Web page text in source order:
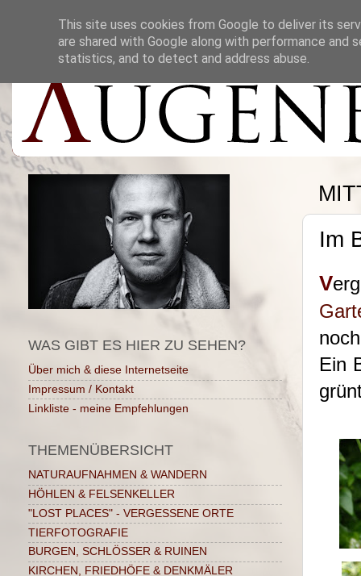
Im
V
Ein
WAS GIBT ES HIER ZU SEHEN?
Über mich & diese Internetseite
Impressum / Kontakt
Linkliste - meine Empfehlungen
THEMENÜBERSICHT
NATURAUFNAHMEN & WANDERN
HÖHLEN & FELSENKELLER
"LOST PLACES" - VERGESSENE ORTE
TIERFOTOGRAFIE
BURGEN, SCHLÖSSER & RUINEN
KIRCHEN, FRIEDHÖFE & DENKMÄLER
This site uses cookies from Google to deliver its
are shared with Google along with performance
statistics, and to detect and address abuse.